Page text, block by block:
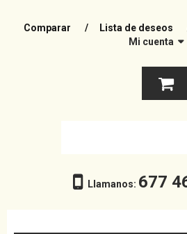
Comparar Lista de deseos
Mi cuenta
Llamanos: 677